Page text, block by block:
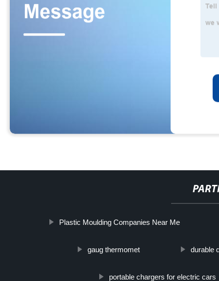
Plastic Moulding Companies Near Me
gaug thermomet durable
portable chargers for electric cars